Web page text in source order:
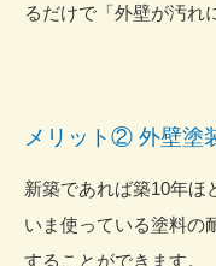
るだけで「外壁が汚れ
メリット② 外壁塗
新築であれば築10年ほ
いま使っている塗料の
することができます。